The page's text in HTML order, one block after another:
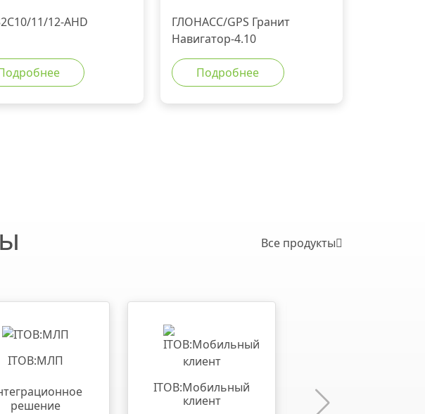
11/12-AHD
ГЛОНАСС/GPS Гранит
Навигатор-4.10
Подробнее
Все продукты
ITOB:МЛП
решение
ITOB:Мобильный
клиент
Планирование и